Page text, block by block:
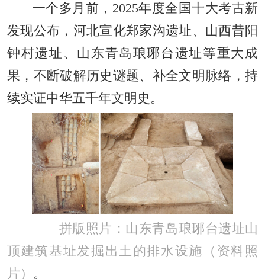
一个多月前，2025年度全国十大考古新
发现公布，河北宣化郑家沟遗址、山西昔阳
钟村遗址、山东青岛琅琊台遗址等重大成
果，不断破解历史谜题、补全文明脉络，持
续实证中华五千年文明史。
拼版照片：山东青岛琅琊台遗址山
顶建筑基址发掘出土的排水设施（资料照
片） 。